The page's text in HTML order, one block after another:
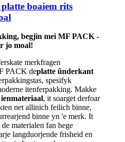
boaiem rits
begjin mei MF PACK -
jo moal!
merkfragen
PACK deplatte ûnderkant
spesifyk
itenferpakking. Makke
, it soarget derfoar
net allinich feilich binne,
binne yn 'e merk. It
materialen fan hege
langduorjende frisheid en